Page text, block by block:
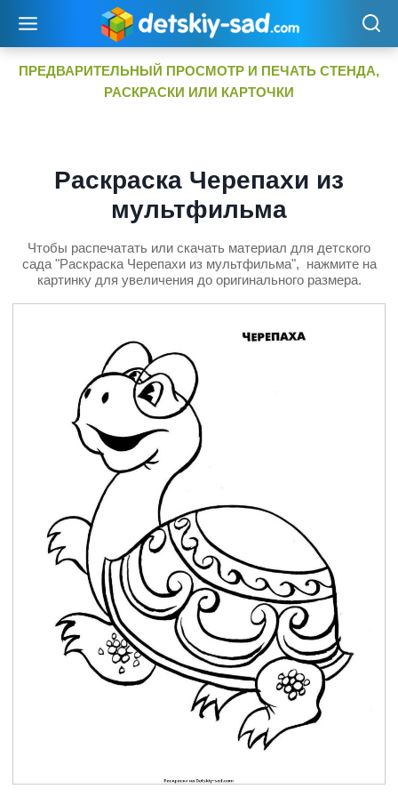
содержимому
ПРЕДВАРИТЕЛЬНЫЙ ПРОСМОТР И ПЕЧАТЬ СТЕНДА,
РАСКРАСКИ ИЛИ КАРТОЧКИ
Раскраска Черепахи из
мультфильма
Чтобы распечатать или скачать материал для детского
сада "Раскраска Черепахи из мультфильма", нажмите на
картинку для увеличения до оригинального размера.